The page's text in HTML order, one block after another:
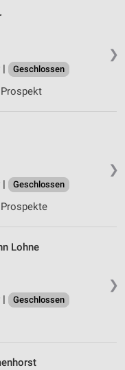
❯
|
Geschlossen
❯
|
Geschlossen
❯
Lohne
|
Geschlossen